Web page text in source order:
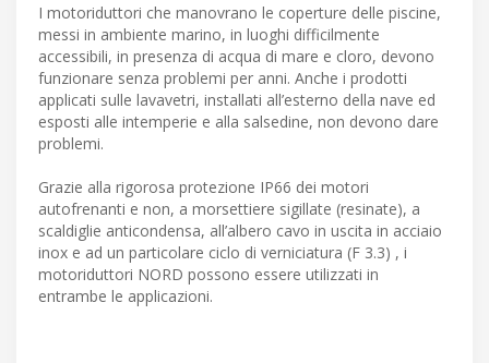
I motoriduttori che manovrano le coperture delle piscine,
messi in ambiente marino, in luoghi difficilmente
accessibili, in presenza di acqua di mare e cloro, devono
funzionare senza problemi per anni. Anche i prodotti
applicati sulle lavavetri, installati all’esterno della nave ed
esposti alle intemperie e alla salsedine, non devono dare
problemi.
Grazie alla rigorosa protezione IP66 dei motori
autofrenanti e non, a morsettiere sigillate (resinate), a
scaldiglie anticondensa, all’albero cavo in uscita in acciaio
inox e ad un particolare ciclo di verniciatura (F 3.3) , i
motoriduttori NORD possono essere utilizzati in
entrambe le applicazioni.